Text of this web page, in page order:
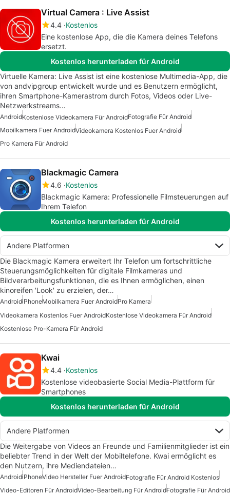
Virtual Camera : Live Assist
4.4 Kostenlos
Eine kostenlose App, die die Kamera deines Telefons
ersetzt.
Kostenlos herunterladen für Android
Virtuelle Kamera: Live Assist ist eine kostenlose Multimedia-App, die
von andvipgroup entwickelt wurde und es Benutzern ermöglicht,
ihren Smartphone-Kamerastrom durch Fotos, Videos oder Live-
Netzwerkstreams…
AndroidKostenlose Videokamera Für AndroidFotografie Für Android
Mobilkamera Fuer AndroidVideokamera Kostenlos Fuer Android
Pro Kamera Für Android
Blackmagic Camera
4.6 Kostenlos
Blackmagic Kamera: Professionelle Filmsteuerungen auf
Ihrem Telefon
Kostenlos herunterladen für Android
Andere Platformen
Die Blackmagic Kamera erweitert Ihr Telefon um fortschrittliche
Steuerungsmöglichkeiten für digitale Filmkameras und
Bildverarbeitungsfunktionen, die es Ihnen ermöglichen, einen
kinoreifen 'Look' zu erzielen, der…
AndroidiPhoneMobilkamera Fuer AndroidPro Kamera
Videokamera Kostenlos Fuer AndroidKostenlose Videokamera Für Android
Kostenlose Pro-Kamera Für Android
Kwai
4.4 Kostenlos
Kostenlose videobasierte Social Media-Plattform für
Smartphones
Kostenlos herunterladen für Android
Andere Platformen
Die Weitergabe von Videos an Freunde und Familienmitglieder ist ein
beliebter Trend in der Welt der Mobiltelefone. Kwai ermöglicht es
den Nutzern, ihre Mediendateien…
AndroidiPhoneVideo Hersteller Fuer AndroidFotografie Für Android Kostenlos
Video-Editoren Für AndroidVideo-Bearbeitung Für AndroidFotografie Für Android